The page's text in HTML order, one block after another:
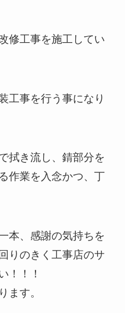
修工事を施工してい
工事を行う事になり
拭き流し、錆部分を
作業を入念かつ、丁
本、感謝の気持ちを
りのきく工事店のサ
！！！
ます。